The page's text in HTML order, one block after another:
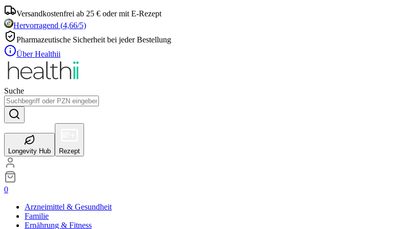
Versandkostenfrei ab 25 € oder mit E-Rezept
Hervorragend (4,66/5)
Pharmazeutische Sicherheit bei jeder Bestellung
Über Healthii
Suche
Longevity Hub Rezept
0
Arzneimittel & Gesundheit
Familie
Ernährung & Fitness